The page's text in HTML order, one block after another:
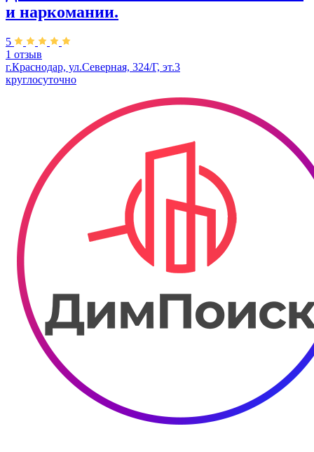
и наркомании.
5
1 отзыв
г.Краснодар, ул.Северная, 324/Г, эт.3
круглосуточно